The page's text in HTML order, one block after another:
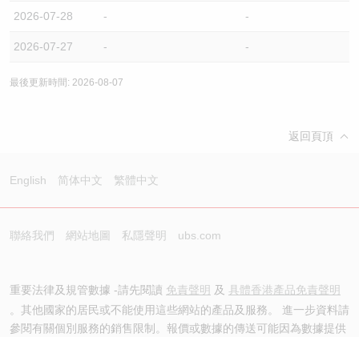
2026-07-28 - -
2026-07-27 - -
最後更新時間: 2026-08-07
返回頁頂
English 简体中文 繁體中文
聯絡我們 網站地圖 私隱聲明 ubs.com
重要法律及規管數據 -請先閱讀 免責聲明 及 具體香港產品免責聲明
。其他國家的居民或不能使用這些網站的產品及服務。 進一步資料請
參閱有關個別服務的銷售限制。報價或數據的傳送可能因為數據提供